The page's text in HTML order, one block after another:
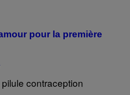
pour la première